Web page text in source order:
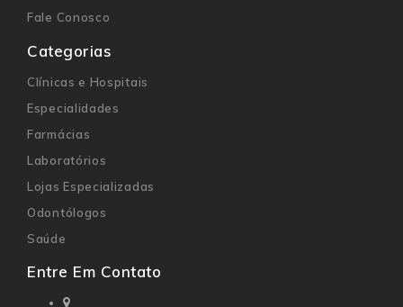
Fale Conosco
Categorias
Clínicas e Hospitais
Especialidades
Farmácias
Laboratórios
Lojas Especializadas
Odontólogos
Saúde
Entre Em Contato